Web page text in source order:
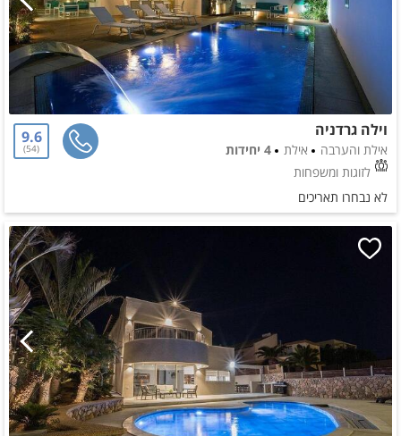
וילה גרדניה
אילת והערבה אילת
4 יחידות
לזוגות ומשפחות
9.6
54
לא נבחרו תאריכים